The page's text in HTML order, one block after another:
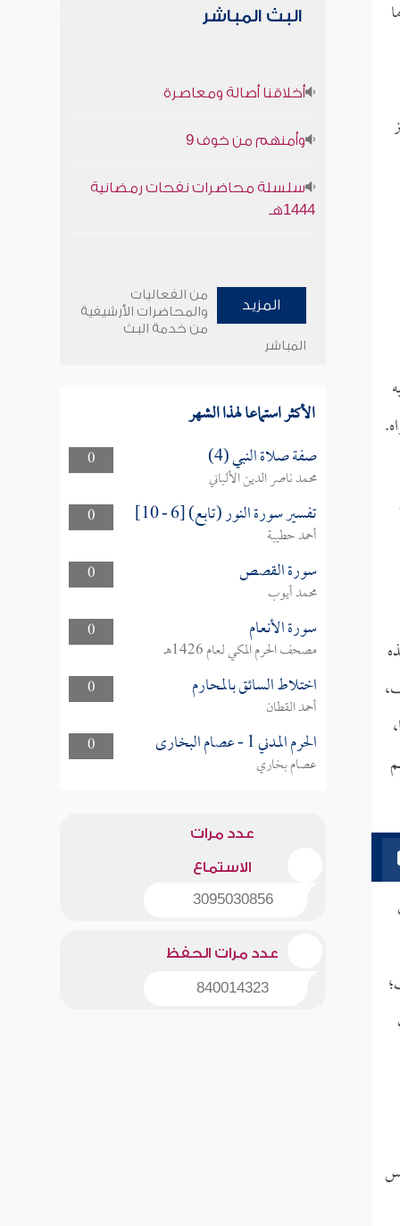
البث المباشر
أخلاقنا أصالة ومعاصرة
وأمنهم من خوف 9
سلسلة محاضرات نفحات رمضانية
1444هـ
المزيد
من الفعاليات
والمحاضرات الأرشيفية
من خدمة البث
المباشر
الأكثر استماعا لهذا الشهر
0 صفة صلاة النبي (4)
محمد ناصر الدين الألباني
0
تفسير سورة النور (تابع) [6 - 10]
أحمد حطيبة
0
سورة القصص
محمد أيوب
0
سورة الأنعام
مصحف الحرم المكي لعام 1426هـ
0
اختلاط السائق بالمحارم
أحمد القطان
0
الحرم المدني 1 - عصام البخارى
عصام بخاري
عدد مرات
الاستماع
3095030856
عدد مرات الحفظ
840014323